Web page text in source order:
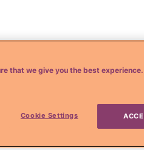
diagnosticar o tratar un problema
preguntas o alguna preocupación.
that we give you the best experience.
Cookie Settings